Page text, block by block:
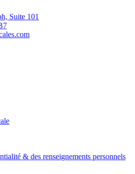
Suite 101
& des renseignements personnels